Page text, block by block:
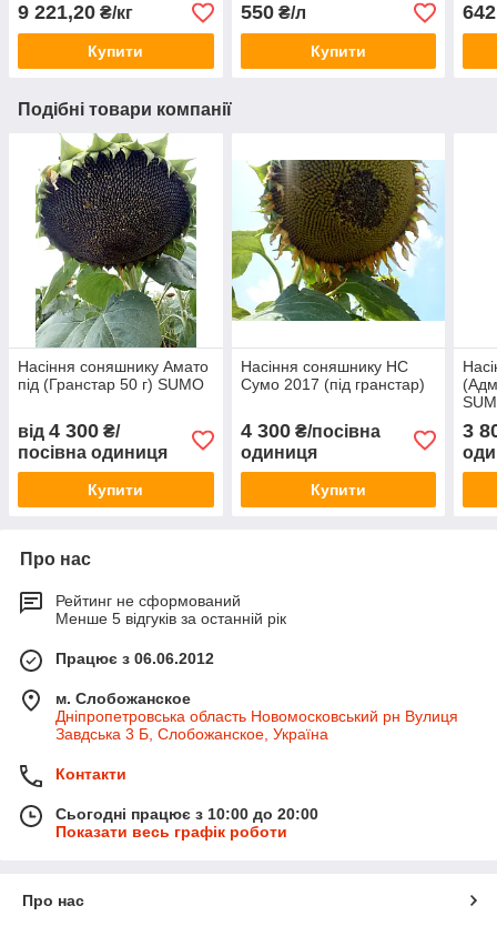
9 221,20 ₴/кг
Купити
550₴/л
Купити
Подібні товари компанії
Насіння соняшнику Амато
під (Гранстар 50 г) SUMO
від 4 300 ₴/
посівна одиниця
Купити
Насіння соняшнику НС
Сумо 2017 (під гранстар)
4 300₴/посівна
одиниця
Купити
3
Про нас
Рейтинг не сформований
Менше 5 відгуків за останній рік
Працює з 06.06.2012
м. Слобожанское
Дніпропетровська область Новомосковський рн Вулиця
Завдська 3 Б, Слобожанское, Україна
Контакти
Сьогодні працює з 10:00 до 20:00
Показати весь графік роботи
Про нас